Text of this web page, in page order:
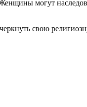
могут
свою